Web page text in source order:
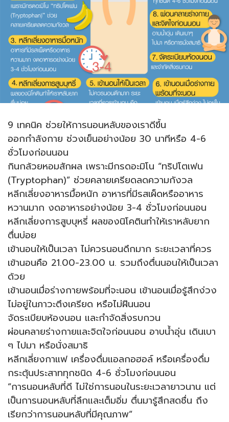
9 เทคนิค ช่วยให้การนอนหลับของเราดีขึ้น
ออกกำลังกาย ช่วงเย็นอย่างน้อย 30 นาทีหรือ 4-6
ชั่วโมงก่อนนอน
กินกล้วยหอมสักผล เพราะมีกรดอะมิโน “ทริปโตเฟน
(Tryptophan)” ช่วยคลายเครียดลดความกังวล
หลีกเลี่ยงอาหารมื้อหนัก อาหารที่มีรสเผ็ดหรืออาหาร
หวานมาก งดอาหารอย่างน้อย 3-4 ชั่วโมงก่อนนอน
หลีกเลี่ยงการสูบบุหรี่ ผลของนิโคตินทำให้เราหลับยาก
ตื่นบ่อย
เข้านอนให้เป็นเวลา ไม่ควรนอนดึกมาก ระยะเวลาที่ควร
เข้านอนคือ 21.00-23.00 น. รวมถึงตื่นนอนให้เป็นเวลา
ด้วย
เข้านอนเมื่อร่างกายพร้อมที่จะนอน เข้านอนเมื่อรู้สึกง่วง
ไม่อยู่ในภาวะตึงเครียด หรือไม่ฝืนนอน
จัดระเบียบห้องนอน และกำจัดสิ่งรบกวน
ผ่อนคลายร่างกายและจิตใจก่อนนอน อาบน้ำอุ่น เดินเบา
ๆ ไปมา หรือนั่งสมาธิ
หลีกเลี่ยงกาแฟ เครื่องดื่มแอลกอฮอล์ หรือเครื่องดื่ม
กระตุ้นประสาททุกชนิด 4-6 ชั่วโมงก่อนนอน
“การนอนหลับที่ดี ไม่ใช่การนอนในระยะเวลายาวนาน แต่
เป็นการนอนหลับที่ลึกและเต็มอิ่ม ตื่นมารู้สึกสดชื่น ถึง
เรียกว่าการนอนหลับที่มีคุณภาพ”